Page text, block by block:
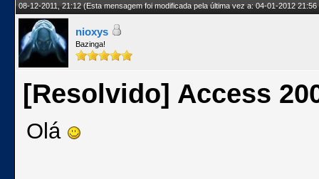
08-12-2011, 21:12(Esta mensagem foi modificada pela última vez a: 04-01-2012
nioxys
Bazinga!
[Resolvido] Access
Olá